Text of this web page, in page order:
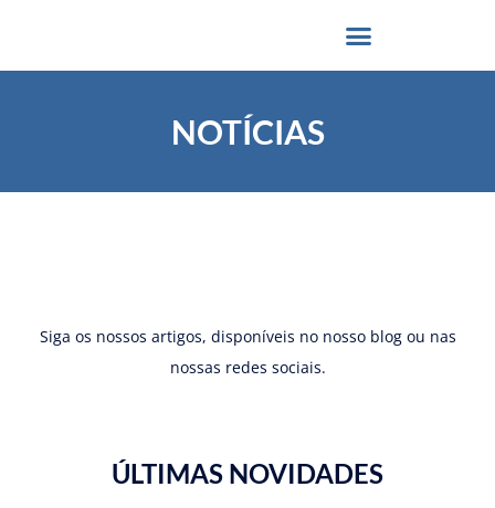
NOTÍCIAS
Siga os nossos artigos, disponíveis no nosso blog ou nas
nossas redes sociais.
ÚLTIMAS NOVIDADES